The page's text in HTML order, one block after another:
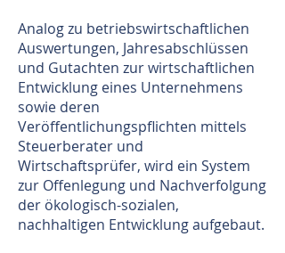
Analog zu betriebswirtschaftlichen
Auswertungen, Jahresabschlüssen
und Gutachten zur wirtschaftlichen
Entwicklung eines Unternehmens
sowie deren
Veröffentlichungspflichten mittels
Steuerberater und
Wirtschaftsprüfer, wird ein System
zur Offenlegung und Nachverfolgung
der ökologisch-sozialen,
nachhaltigen Entwicklung aufgebaut.